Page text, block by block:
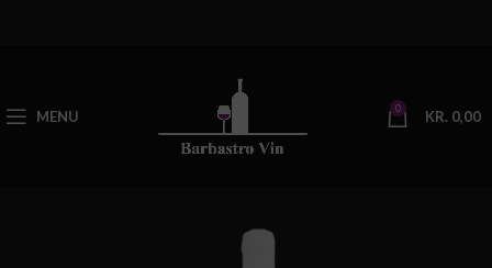
MENU 0 KR. 0,00